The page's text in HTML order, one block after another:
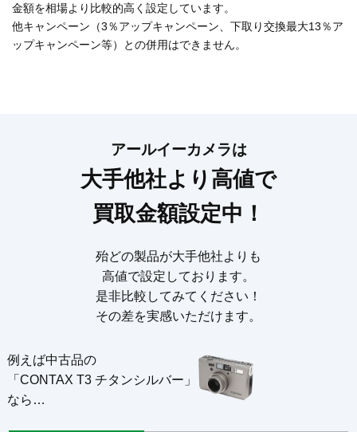
金額を相場より比較的高く設定しています。
他キャンペーン（3％アップキャンペーン、下取り交換最大13％ア
ップキャンペーン等）との併用はできません。
アールイーカメラは
大手他社より高値で
買取金額設定中！
殆どの製品が大手他社よりも
高値で設定しております。
是非比較してみてください！
その差を実感いただけます。
例えば中古品の
「CONTAX T3 チタンシルバー」
なら…